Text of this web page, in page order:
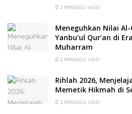
1 MINGGU AGO
Meneguhkan Nilai
Yanbu’ul Qur’an di
Muharram
1 MINGGU AGO
Rihlah 2026,
Memetik Hikmah di
1 MINGGU AGO